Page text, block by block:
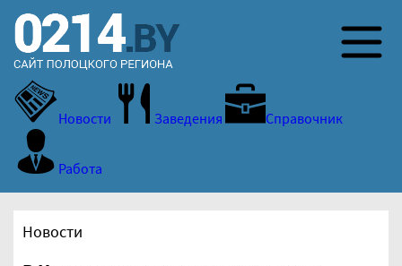
Новости Заведения Справочник
Работа
Новости